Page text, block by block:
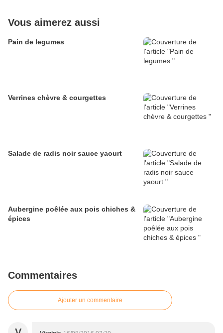
Vous aimerez aussi
Pain de legumes
Verrines chèvre & courgettes
Salade de radis noir sauce yaourt
Aubergine poêlée aux pois chiches &
épices
Commentaires
Ajouter un commentaire